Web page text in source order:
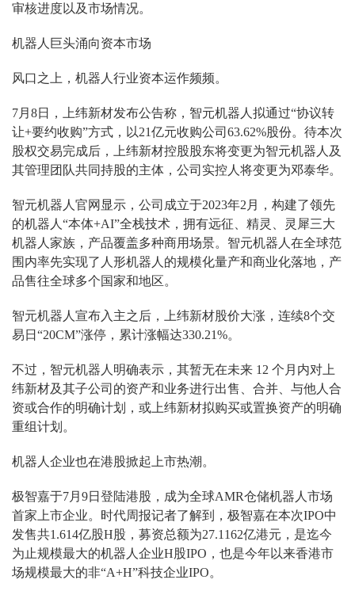
审核进度以及市场情况。
机器人巨头涌向资本市场
风口之上，机器人行业资本运作频频。
7月8日，上纬新材发布公告称，智元机器人拟通过“协议转
让+要约收购”方式，以21亿元收购公司63.62%股份。待本次
股权交易完成后，上纬新材控股股东将变更为智元机器人及
其管理团队共同持股的主体，公司实控人将变更为邓泰华。
智元机器人官网显示，公司成立于2023年2月，构建了领先
的机器人“本体+AI”全栈技术，拥有远征、精灵、灵犀三大
机器人家族，产品覆盖多种商用场景。智元机器人在全球范
围内率先实现了人形机器人的规模化量产和商业化落地，产
品售往全球多个国家和地区。
智元机器人宣布入主之后，上纬新材股价大涨，连续8个交
易日“20CM”涨停，累计涨幅达330.21%。
不过，智元机器人明确表示，其暂无在未来 12 个月内对上
纬新材及其子公司的资产和业务进行出售、合并、与他人合
资或合作的明确计划，或上纬新材拟购买或置换资产的明确
重组计划。
机器人企业也在港股掀起上市热潮。
极智嘉于7月9日登陆港股，成为全球AMR仓储机器人市场
首家上市企业。时代周报记者了解到，极智嘉在本次IPO中
发售共1.614亿股H股，募资总额为27.1162亿港元，是迄今
为止规模最大的机器人企业H股IPO，也是今年以来香港市
场规模最大的非“A+H”科技企业IPO。